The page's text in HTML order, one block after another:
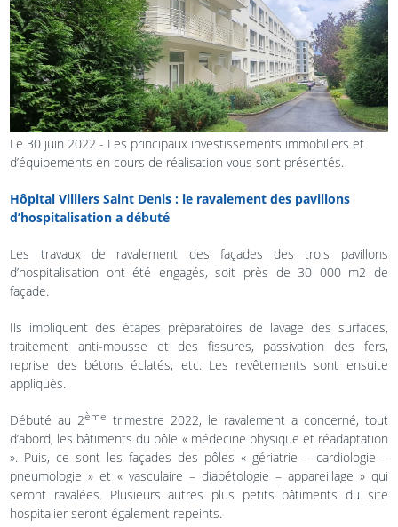
Le 30 juin 2022 - Les principaux investissements immobiliers et
d’équipements en cours de réalisation vous sont présentés.
Hôpital Villiers Saint Denis : le ravalement des pavillons
d’hospitalisation a débuté
Les travaux de ravalement des façades des trois pavillons
d’hospitalisation ont été engagés, soit près de 30 000 m2 de
façade.
Ils impliquent des étapes préparatoires de lavage des surfaces,
traitement anti-mousse et des fissures, passivation des fers,
reprise des bétons éclatés, etc. Les revêtements sont ensuite
appliqués.
Débuté au 2ème trimestre 2022, le ravalement a concerné, tout
d’abord, les bâtiments du pôle « médecine physique et réadaptation
». Puis, ce sont les façades des pôles « gériatrie – cardiologie –
pneumologie » et « vasculaire – diabétologie – appareillage » qui
seront ravalées. Plusieurs autres plus petits bâtiments du site
hospitalier seront également repeints.